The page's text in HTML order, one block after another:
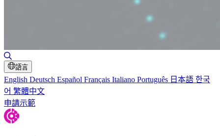
切換搜尋
語言
English Deutsch Español Français Italiano Português 日本語 한국
어 繁體中文
申請示範